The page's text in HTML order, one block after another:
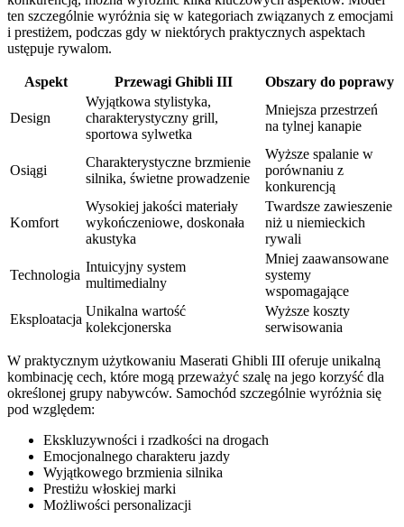
ten szczególnie wyróżnia się w kategoriach związanych z emocjami
i prestiżem, podczas gdy w niektórych praktycznych aspektach
ustępuje rywalom.
Aspekt Przewagi Ghibli III Obszary do poprawy
Design
Wyjątkowa stylistyka,
charakterystyczny grill,
sportowa sylwetka
Mniejsza przestrzeń
na tylnej kanapie
Osiągi
Charakterystyczne brzmienie
silnika, świetne prowadzenie
Wyższe spalanie w
porównaniu z
konkurencją
Komfort
Wysokiej jakości materiały
wykończeniowe, doskonała
akustyka
Twardsze zawieszenie
niż u niemieckich
rywali
Technologia
Intuicyjny system
multimedialny
Mniej zaawansowane
systemy
wspomagające
Eksploatacja
Unikalna wartość
kolekcjonerska
Wyższe koszty
serwisowania
W praktycznym użytkowaniu Maserati Ghibli III oferuje unikalną
kombinację cech, które mogą przeważyć szalę na jego korzyść dla
określonej grupy nabywców. Samochód szczególnie wyróżnia się
pod względem:
Ekskluzywności i rzadkości na drogach
Emocjonalnego charakteru jazdy
Wyjątkowego brzmienia silnika
Prestiżu włoskiej marki
Możliwości personalizacji